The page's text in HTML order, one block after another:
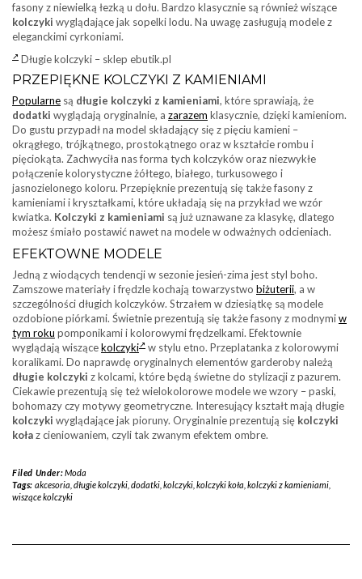
fasony z niewielką łezką u dołu. Bardzo klasycznie są również wiszące
kolczyki wyglądające jak sopelki lodu. Na uwagę zasługują modele z
eleganckimi cyrkoniami.
Długie kolczyki – sklep ebutik.pl
PRZEPIĘKNE KOLCZYKI Z KAMIENIAMI
Popularne są długie kolczyki z kamieniami, które sprawiają, że
dodatki wyglądają oryginalnie, a zarazem klasycznie, dzięki kamieniom.
Do gustu przypadł na model składający się z pięciu kamieni –
okrągłego, trójkątnego, prostokątnego oraz w kształcie rombu i
pięciokąta. Zachwyciła nas forma tych kolczyków oraz niezwykłe
połączenie kolorystyczne żółtego, białego, turkusowego i
jasnozielonego koloru. Przepięknie prezentują się także fasony z
kamieniami i kryształkami, które układają się na przykład we wzór
kwiatka. Kolczyki z kamieniami są już uznawane za klasykę, dlatego
możesz śmiało postawić nawet na modele w odważnych odcieniach.
EFEKTOWNE MODELE
Jedną z wiodących tendencji w sezonie jesień-zima jest styl boho.
Zamszowe materiały i frędzle kochają towarzystwo biżuterii, a w
szczególności długich kolczyków. Strzałem w dziesiątkę są modele
ozdobione piórkami. Świetnie prezentują się także fasony z modnymiw
tym roku pomponikami i kolorowymi frędzelkami. Efektownie
wyglądają wiszącekolczyki
w stylu etno. Przeplatanka z kolorowymi
koralikami. Do naprawdę oryginalnych elementów garderoby należą
długie kolczyki z kolcami, które będą świetne do stylizacji z pazurem.
Ciekawie prezentują się też wielokolorowe modele we wzory – paski,
bohomazy czy motywy geometryczne. Interesujący kształt mają długie
kolczyki wyglądające jak pioruny. Oryginalnie prezentują się kolczyki
kołaz cieniowaniem, czyli tak zwanym efektem ombre.
Filed Under:Moda
Tags: akcesoria długie kolczyki, dodatki, kolczyki, kolczyki koła kolczyki z kamieniami,
wiszące kolczyki